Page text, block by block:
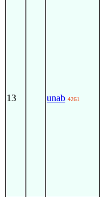
13 unab 4261